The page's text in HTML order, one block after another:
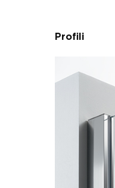
Profili